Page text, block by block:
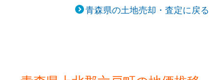
青森県の土地売却・査定に戻る